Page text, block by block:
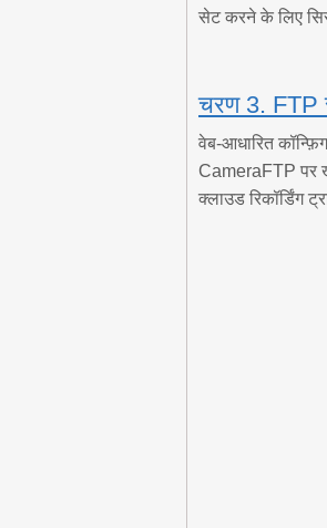
सेट करने के लिए
चरण 3. FTP
वेब-आधारित
CameraFTP पर
क्लाउड रिकॉर्डिंग